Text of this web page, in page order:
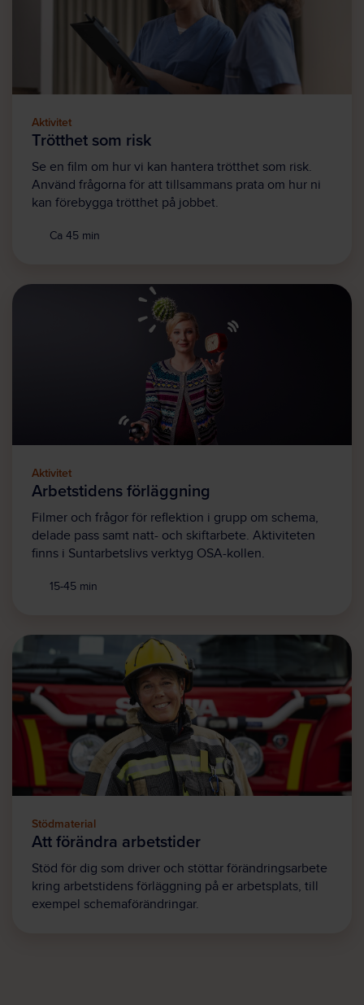
Aktivitet
Trötthet som risk
Se en film om hur vi kan hantera trötthet som risk.
Använd frågorna för att tillsammans prata om hur ni
kan förebygga trötthet på jobbet.
Ca 45 min
Aktivitet
Arbetstidens förläggning
Filmer och frågor för reflektion i grupp om schema,
delade pass samt natt- och skiftarbete. Aktiviteten
finns i Suntarbetslivs verktyg OSA-kollen.
15-45 min
Stödmaterial
Att förändra arbetstider
Stöd för dig som driver och stöttar förändringsarbete
kring arbetstidens förläggning på er arbetsplats, till
exempel schemaförändringar.